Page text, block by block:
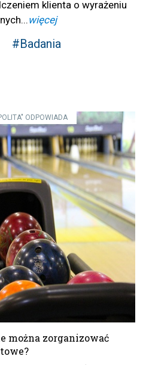
klienta o wyrażeniu
więcej
#Badania
ODPOWIADA
można zorganizować